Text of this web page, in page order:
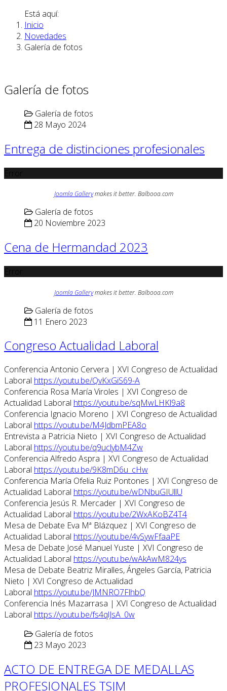
Está aquí:
Inicio
Novedades
Galería de fotos
Galería de fotos
Galería de fotos
28 Mayo 2024
Entrega de distinciones profesionales
Joomla Gallerymakes it better. Balbooa.com
Galería de fotos
20 Noviembre 2023
Cena de Hermandad 2023
Joomla Gallerymakes it better. Balbooa.com
Galería de fotos
11 Enero 2023
Congreso Actualidad Laboral
Conferencia Antonio Cervera | XVI Congreso de Actualidad
Laboral https://youtu.be/QvKxGiS69-A
Conferencia Rosa María Viroles | XVI Congreso de
Actualidad Laboral https://youtu.be/sqMwLHKl9a8
Conferencia Ignacio Moreno | XVI Congreso de Actualidad
Laboral https://youtu.be/M4JdbmPEA8o
Entrevista a Patricia Nieto | XVI Congreso de Actualidad
Laboral https://youtu.be/q9uclybM4Zw
Conferencia Alfredo Aspra | XVI Congreso de Actualidad
Laboral https://youtu.be/9K8mD6u_cHw
Conferencia María Ofelia Ruiz Pontones | XVI Congreso de
Actualidad Laboral https://youtu.be/wDNbuGIUllU
Conferencia Jesús R. Mercader | XVI Congreso de
Actualidad Laboral https://youtu.be/2WxAKoBZ4T4
Mesa de Debate Eva Mª Blázquez | XVI Congreso de
Actualidad Laboral https://youtu.be/4vSywFfaaPE
Mesa de Debate José Manuel Yuste | XVI Congreso de
Actualidad Laboral https://youtu.be/wAkAwM824ys
Mesa de Debate Beatriz Miralles, Ángeles García, Patricia
Nieto | XVI Congreso de Actualidad
Laboral https://youtu.be/JMNRO7FlhbQ
Conferencia Inés Mazarrasa | XVI Congreso de Actualidad
Laboral https://youtu.be/fs4qlJsA_0w
Galería de fotos
23 Mayo 2023
ACTO DE ENTREGA DE MEDALLAS
PROFESIONALES TSJM